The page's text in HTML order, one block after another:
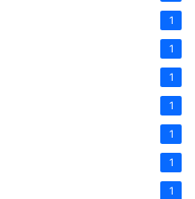
1
1
1
1
1
1
1